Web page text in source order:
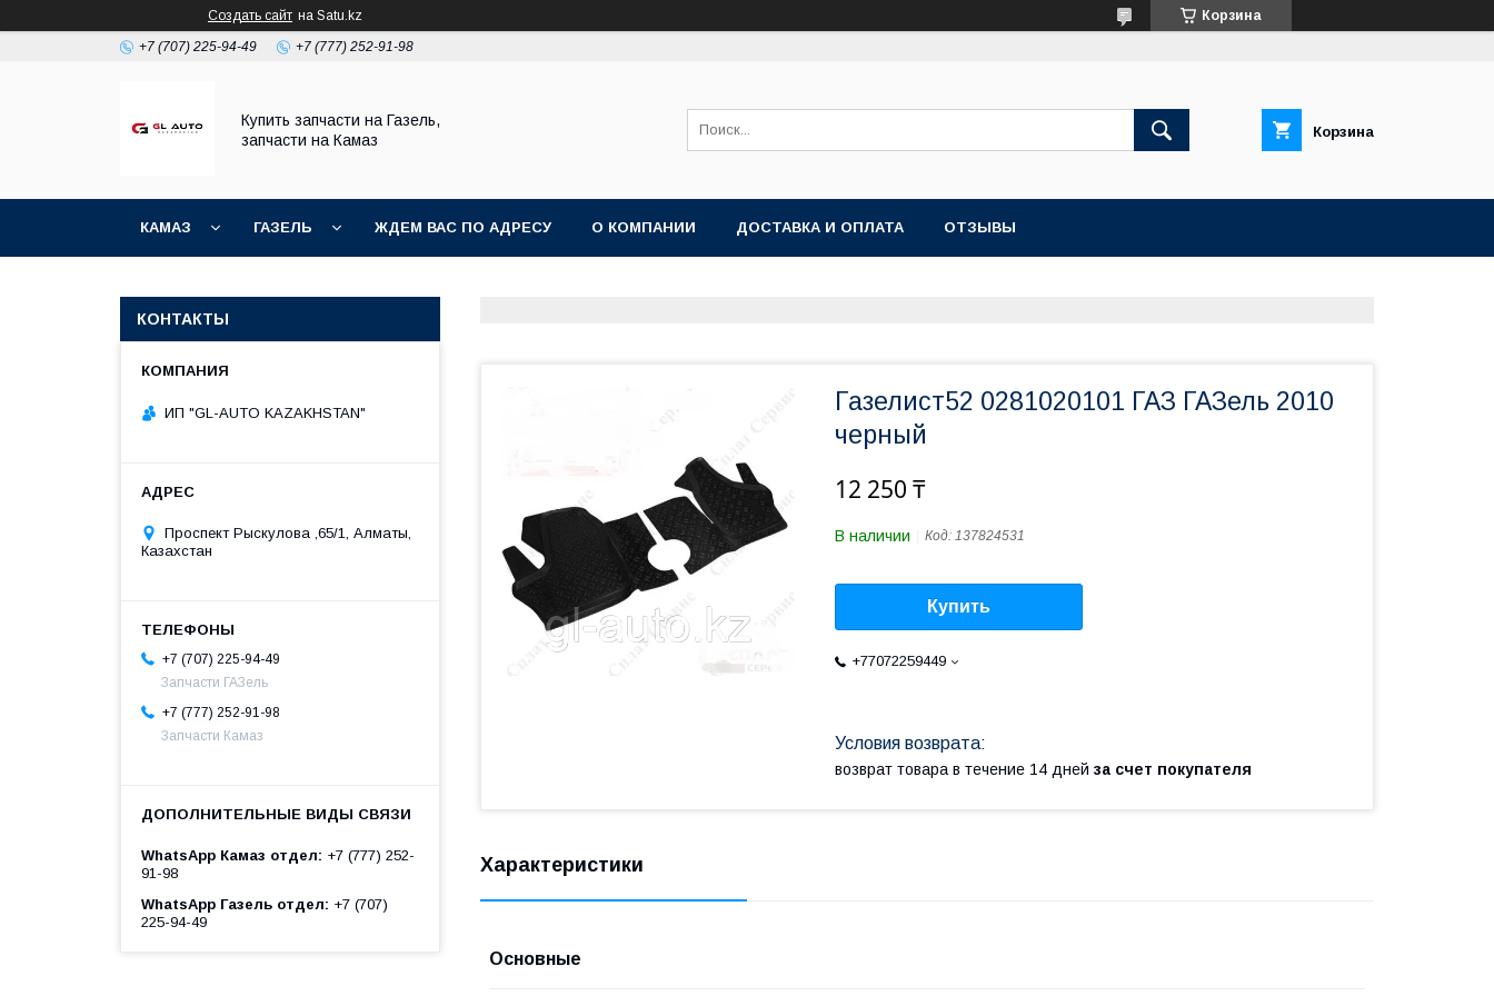
Создать сайт на Satu.kz Корзина
+7 (707) 225-94-49 +7 (777) 252-91-98
Купить запчасти на Газель,
запчасти на Камаз
Корзина
КАМАЗ ГАЗЕЛЬ ЖДЕМ ВАС ПО АДРЕСУ О КОМПАНИИ ДОСТАВКА И ОПЛАТА ОТЗЫВЫ
Газелист52 0281020101 ГАЗ ГАЗель 2010
черный
12 250 ₸
В наличии Код: 137824531
Купить
+77072259449
возврат товара в течение 14 дней за счет покупателя
Характеристики
Основные
КОНТАКТЫ
ИП "GL-AUTO KAZAKHSTAN"
Проспект Рыскулова ,65/1, Алматы,
Казахстан
+7 (707) 225-94-49
Запчасти ГАЗель
+7 (777) 252-91-98
Запчасти Камаз
WhatsApp Камаз отдел
+7 (777) 252-
91-98
WhatsApp Газель отдел
+7 (707)
225-94-49